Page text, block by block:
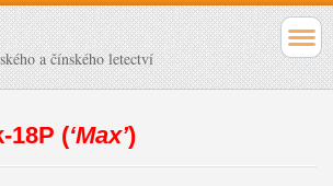
a čínského letectví
18P (‘Max’)